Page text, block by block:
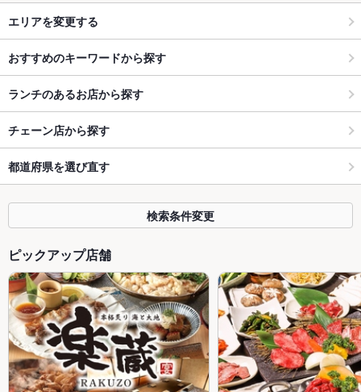
エリアを変更する
おすすめのキーワードから探す
ランチのあるお店から探す
チェーン店から探す
都道府県を選び直す
検索条件変更
ピックアップ店舗